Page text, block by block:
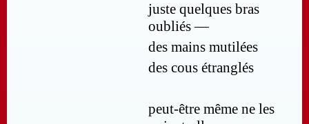
juste quelques bras
oubliés —
des mains mutilées
des cous étranglés
peut-être même ne les